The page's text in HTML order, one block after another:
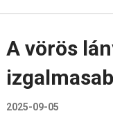
A vörös
2025-09-05